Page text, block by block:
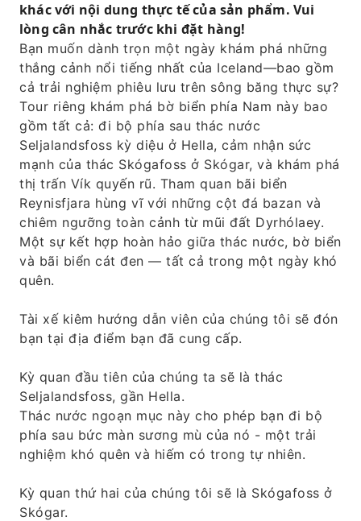
Hãy tận dụng sự linh hoạt trong việc lên lịch
và sắp xếp lịch trình.
Hãy đắm mình trong vẻ đẹp thiên nhiên của
vùng bờ biển phía Nam mà không bị làm
phiền bởi đám đông.
khác với nội dung thực tế của sản phẩm. Vui
lòng cân nhắc trước khi đặt hàng!
Bạn muốn dành trọn một ngày khám phá những
thắng cảnh nổi tiếng nhất của Iceland—bao gồm
cả trải nghiệm phiêu lưu trên sông băng thực sự?
Tour riêng khám phá bờ biển phía Nam này bao
gồm tất cả: đi bộ phía sau thác nước
Seljalandsfoss kỳ diệu ở Hella, cảm nhận sức
mạnh của thác Skógafoss ở Skógar, và khám phá
thị trấn Vík quyến rũ. Tham quan bãi biển
Reynisfjara hùng vĩ với những cột đá bazan và
chiêm ngưỡng toàn cảnh từ mũi đất Dyrhólaey.
Một sự kết hợp hoàn hảo giữa thác nước, bờ biển
và bãi biển cát đen — tất cả trong một ngày khó
quên.
Tài xế kiêm hướng dẫn viên của chúng tôi sẽ đón
bạn tại địa điểm bạn đã cung cấp.
Kỳ quan đầu tiên của chúng ta sẽ là thác
Seljalandsfoss, gần Hella.
Thác nước ngoạn mục này cho phép bạn đi bộ
phía sau bức màn sương mù của nó - một trải
nghiệm khó quên và hiếm có trong tự nhiên.
Kỳ quan thứ hai của chúng tôi sẽ là Skógafoss ở
Skógar.